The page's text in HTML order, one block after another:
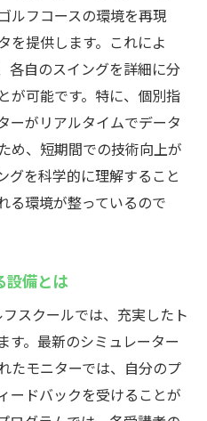
ルフコースの環境を再現
を提供します。これによ
各自のスイングを詳細に分
が可能です。特に、個別指
ーがリアルタイムでデータ
め、短期間での技術向上が
グを科学的に理解すること
る環境が整っているので
設備とは
スクールでは、充実したト
す。最新のシミュレーター
たモニターでは、自分のプ
ードバックを受けることが